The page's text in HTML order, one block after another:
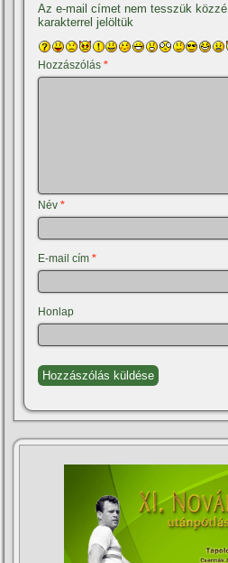
Az e-mail címet nem tesszük közzé.
karakterrel jelöltük
Hozzászólás*
Név*
E-mail cím*
Honlap